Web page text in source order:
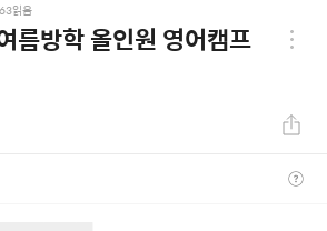
63읽음
름방학 올인원 영어캠프